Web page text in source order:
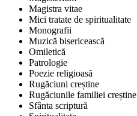
Magistra vitae
Mici tratate de spiritualitate
Monografii
Muzică bisericească
Omiletică
Patrologie
Poezie religioasă
Rugăciuni creștine
Rugăciunile familiei creștine
Sfânta scriptură